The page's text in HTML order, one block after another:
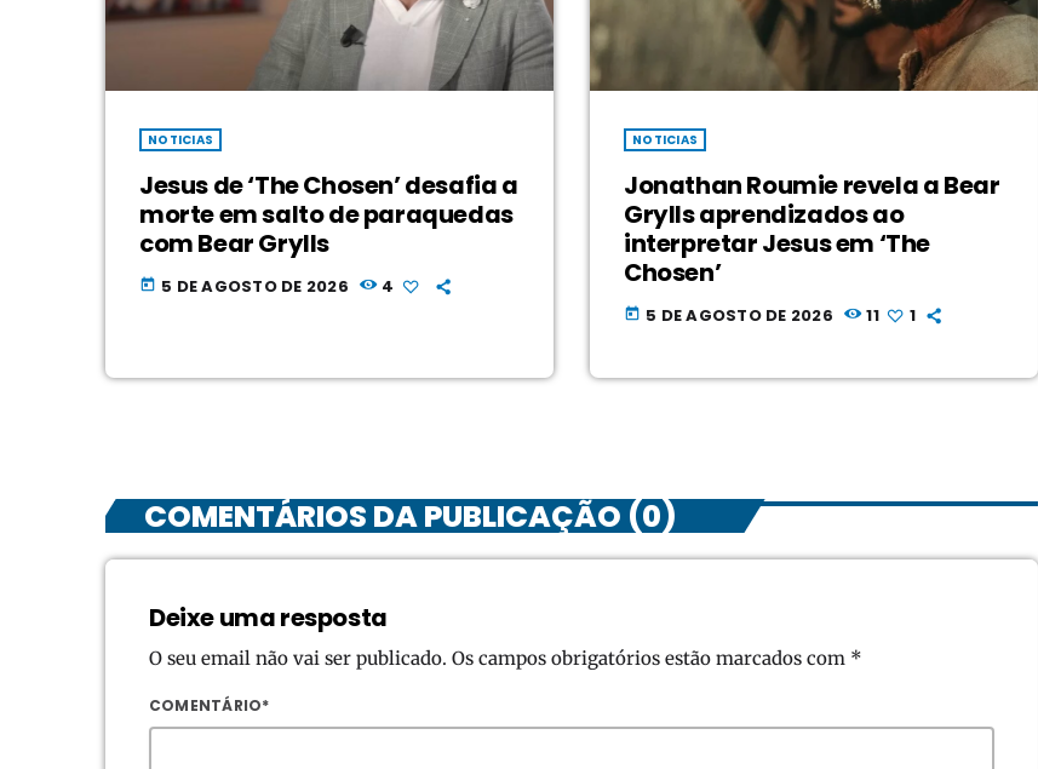
NOTICIAS
Jesus de ‘The Chosen’ desafia a
morte em salto de paraquedas
com Bear Grylls
today 5 DE AGOSTO DE 2026 4
NOTICIAS
Jonathan Roumie revela a Bear
Grylls aprendizados ao
interpretar Jesus em ‘The
Chosen’
today 5 DE AGOSTO DE 2026 11 1
COMENTÁRIOS DA PUBLICAÇÃO (0)
Deixe uma resposta
O seu email não vai ser publicado. Os campos obrigatórios estão marcados com *
COMENTÁRIO*